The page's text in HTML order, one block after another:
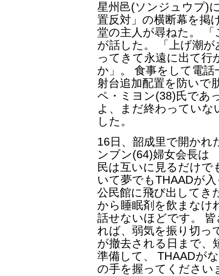
星州邑(ソンジュウプ)
置反対」の横断幕を掲
堂の主人が尋ねた。
が話した。 「上げ潮
ってきて永遠に出て
か」。 食事をして電
射台追加配置を防いで
ペ・ミヨン(38)氏であ
よ、まだ終わっていな
した。
16日、韶成里で開かれ
ンブン(64)婦女会長は
民は互いに見るだけで
いて夢でもTHAADが
公民館に飛び出してき
から睡眠剤を飲まなけ
話せないほどです。
れば、弱気を振り切っ
が撤去される日まで、
準備して、 THAADが
の手を握ってください